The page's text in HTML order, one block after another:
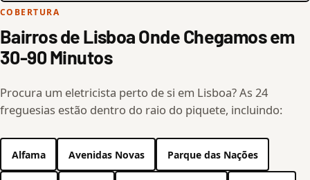
COBERTURA
Bairros de Lisboa Onde Chegamos em
30-90 Minutos
Procura um eletricista perto de si em Lisboa? As 24
freguesias estão dentro do raio do piquete, incluindo:
Alfama Avenidas Novas Parque das Nações